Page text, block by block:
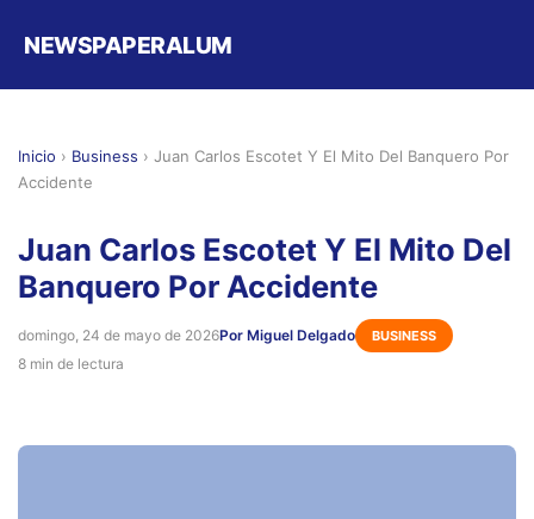
NEWSPAPERALUM
Inicio › Business › Juan Carlos Escotet Y El Mito Del Banquero Por
Accidente
Juan Carlos Escotet Y El Mito Del
Banquero Por Accidente
domingo, 24 de mayo de 2026Por Miguel Delgado BUSINESS
8 min de lectura